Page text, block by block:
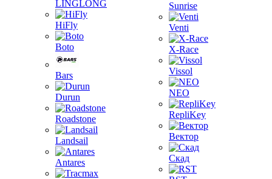
LINGLONG
HiFly
Boto
Bars
Durun
Roadstone
Landsail
Antares
Sunrise
Venti
X-Race
Vissol
NEO
RepliKey
Вектор
Скад